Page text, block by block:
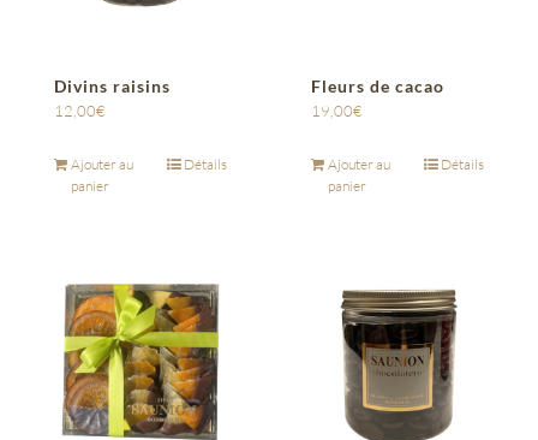
Divins raisins
12,00€
Ajouter au
panier
Détails
Fleurs de cacao
19,00€
Ajouter au
panier
Détails